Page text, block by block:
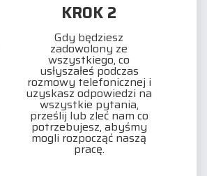
KROK 2
Gdy będziesz
zadowolony ze
wszystkiego, co
usłyszałeś podczas
rozmowy telefonicznej i
uzyskasz odpowiedzi na
wszystkie pytania,
prześlij lub zleć nam co
potrzebujesz, abyśmy
mogli rozpocząć naszą
pracę.